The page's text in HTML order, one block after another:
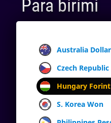
Para birimi
Australia Dollar
Czech
Hungary Forint
S. Korea Won